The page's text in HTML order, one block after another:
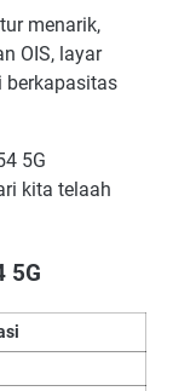
menarik,
OIS, layar
berkapasitas
5G
kita telaah
5G